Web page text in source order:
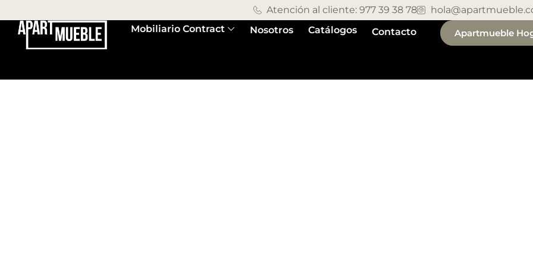
Atención al cliente: 977 39 38 78
Mobiliario Contract
Nosotros Catálogos Contacto Apartmueble